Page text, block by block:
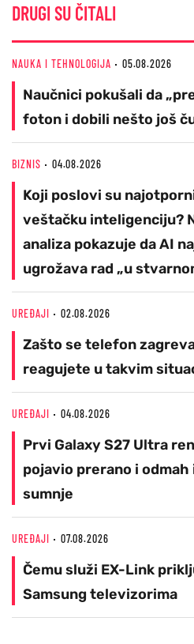
DRUGI SU ČITALI
NAUKA I TEHNOLOGIJA 05.08.2026
Naučnici pokušali da
foton i dobili nešto još
BIZNIS 04.08.2026
Koji poslovi su
veštačku inteligenciju?
analiza pokazuje da AI
ugrožava rad „u
UREĐAJI 02.08.2026
Zašto se telefon
reagujete u takvim
UREĐAJI 04.08.2026
Prvi Galaxy S27 Ultra
pojavio prerano i odmah
sumnje
UREĐAJI 07.08.2026
Čemu služi EX-Link
Samsung televizorima